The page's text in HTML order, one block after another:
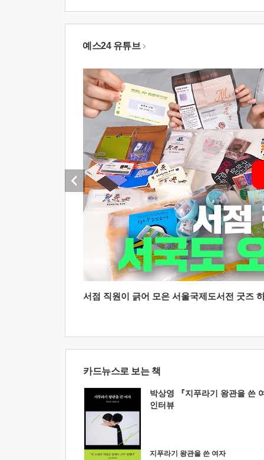
예스24 유튜브
서점 직원이 긁어 모은 서울국제도서전 굿즈
카드뉴스로 보는 책
박상영 『지푸라기 왕관을 쓴
인터뷰
지푸라기 왕관을 쓴 여자